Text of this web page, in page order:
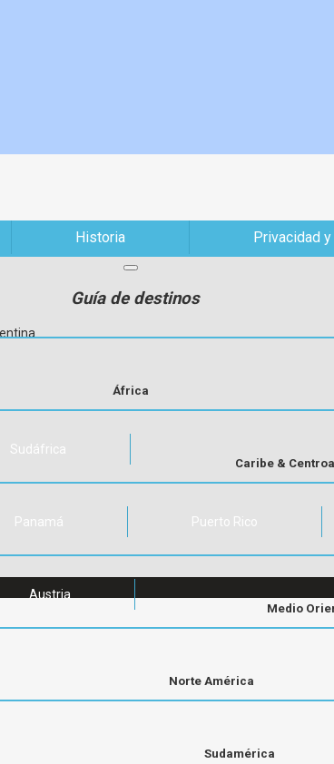
Historia Privacidad
Guía de destinos
África
Sudáfrica
Caribe &
Panamá Puerto Rico
Austria
Medio
Norte América
Sudamérica